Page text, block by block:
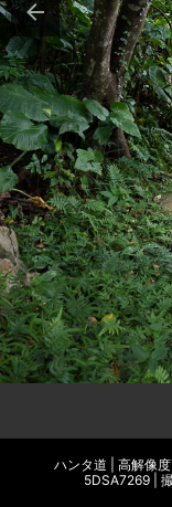
ハンタ道 | 高解像
5DSA7269 |